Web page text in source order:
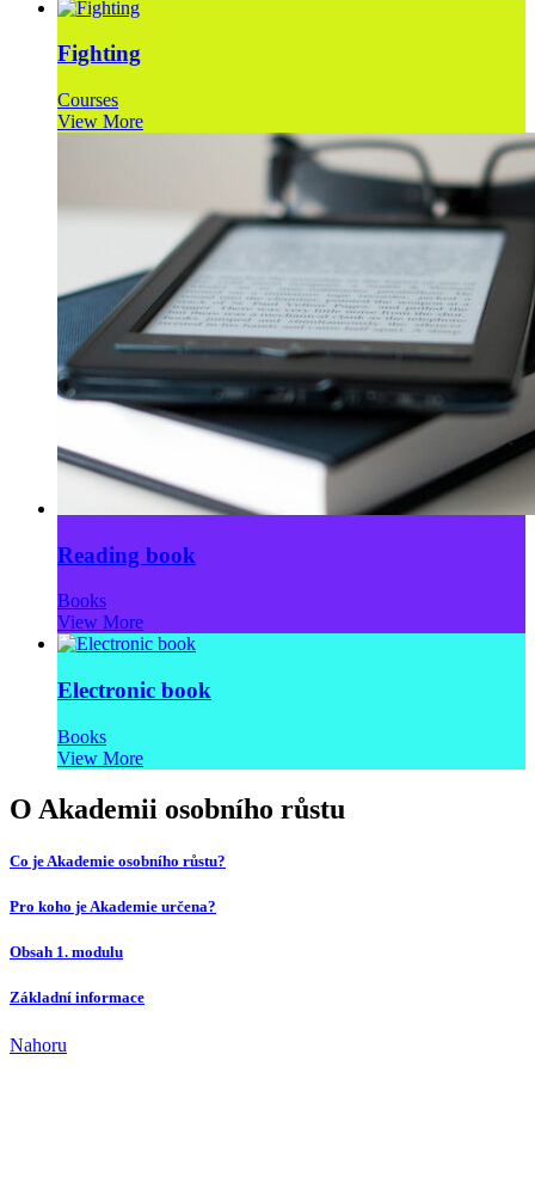
Fighting
Courses
View More
Reading book
Books
View More
Electronic book
Books
View More
O Akademii osobního růstu
Co je Akademie osobního růstu?
Pro koho je Akademie určena?
Obsah 1. modulu
Základní informace
Nahoru